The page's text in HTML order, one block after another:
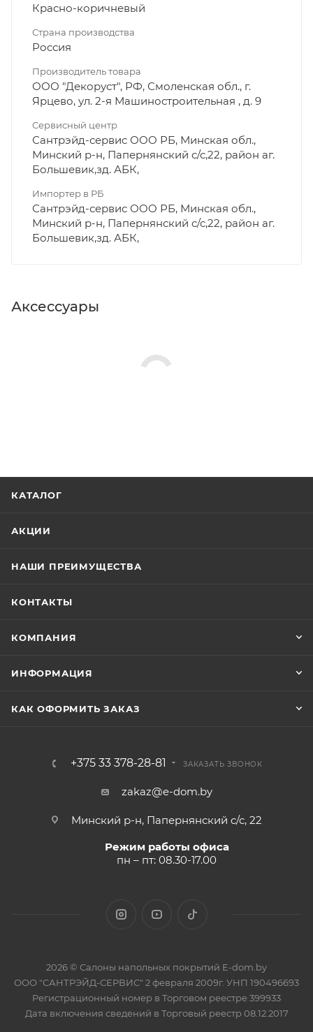
Красно-коричневый
Страна производства
Россия
Производитель товара
ООО "Декоруст", РФ, Смоленская обл., г.
Ярцево, ул. 2-я Машиностроительная , д. 9
Сервисный центр
Сантрэйд-сервис ООО РБ, Минская обл.,
Минский р-н, Папернянский с/с,22, район аг.
Большевик,зд. АБК,
Импортер в РБ
Сантрэйд-сервис ООО РБ, Минская обл.,
Минский р-н, Папернянский с/с,22, район аг.
Большевик,зд. АБК,
Аксессуары
КАТАЛОГ
АКЦИИ
НАШИ ПРЕИМУЩЕСТВА
КОНТАКТЫ
КОМПАНИЯ
ИНФОРМАЦИЯ
КАК ОФОРМИТЬ ЗАКАЗ
+375 33 378-28-81 ЗАКАЗАТЬ ЗВОНОК
zakaz@e-dom.by
Минский р-н, Папернянский с/с, 22
Режим работы офиса
пн – пт: 08.30-17.00
2026 © Салоны напольных покрытий E-dom.by
ООО "САНТРЭЙД-СЕРВИС" 2 февраля 2009г. УНП 190496693
Регистрационный номер в Торговом реестре 399933
Дата включения сведений в Торговый реестр 08.12.2017